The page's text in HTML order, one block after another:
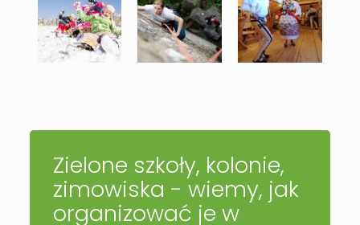
Zielone szkoły, kolonie,
zimowiska - wiemy, jak
organizować je w